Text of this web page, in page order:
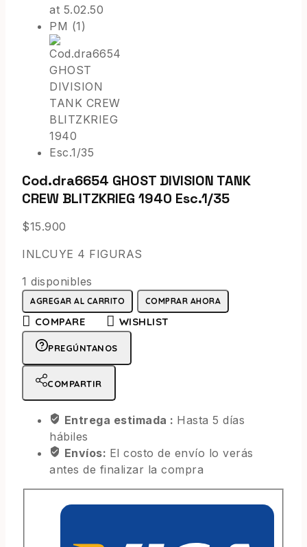
Cod.dra6654 GHOST DIVISION TANK
CREW BLITZKRIEG 1940 Esc.1/35
$15.900
INLCUYE 4 FIGURAS
1 disponibles
AGREGAR AL CARRITO COMPRAR AHORA
COMPARE WISHLIST
PREGÚNTANOS
COMPARTIR
Entrega estimada : Hasta 5 días
hábiles
Envíos: El costo de envío lo verás
antes de finalizar la compra